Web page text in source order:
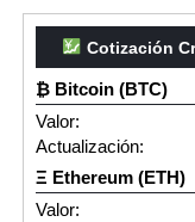
Cotización
₿ Bitcoin (BTC)
Valor:
Actualización:
Ξ Ethereum (ETH)
Valor: